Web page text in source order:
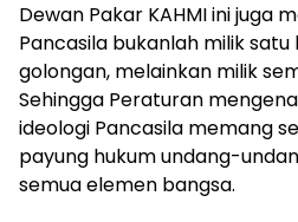
Dewan Pakar KAHMI ini juga
Pancasila bukanlah milik
golongan, melainkan milik
Sehingga Peraturan
ideologi Pancasila memang
payung hukum undang-
semua elemen bangsa.